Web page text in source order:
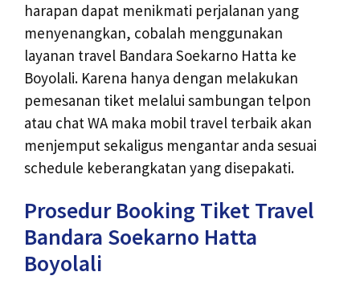
harapan dapat menikmati perjalanan yang
menyenangkan, cobalah menggunakan
layanan travel Bandara Soekarno Hatta ke
Boyolali. Karena hanya dengan melakukan
pemesanan tiket melalui sambungan telpon
atau chat WA maka mobil travel terbaik akan
menjemput sekaligus mengantar anda sesuai
schedule keberangkatan yang disepakati.
Prosedur Booking Tiket Travel
Bandara Soekarno Hatta
Boyolali